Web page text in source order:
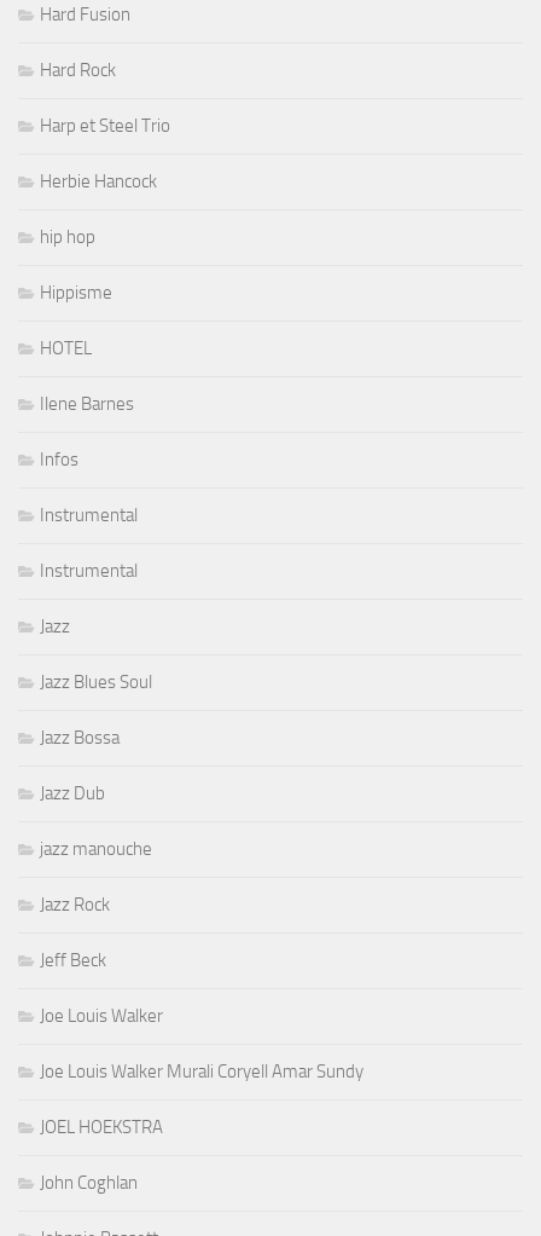
Hard Fusion
Hard Rock
Harp et Steel Trio
Herbie Hancock
hip hop
Hippisme
HOTEL
Ilene Barnes
Infos
Instrumental
Instrumental
Jazz
Jazz Blues Soul
Jazz Bossa
Jazz Dub
jazz manouche
Jazz Rock
Jeff Beck
Joe Louis Walker
Joe Louis Walker Murali Coryell Amar Sundy
JOEL HOEKSTRA
John Coghlan